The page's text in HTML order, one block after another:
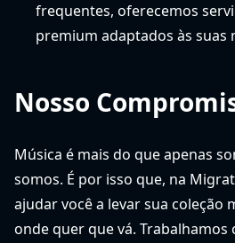
frequentes, oferecemos
premium adaptados às suas
Nosso
Música é mais do que apenas
somos. É por isso que, na
ajudar você a levar sua coleção
onde quer que vá.